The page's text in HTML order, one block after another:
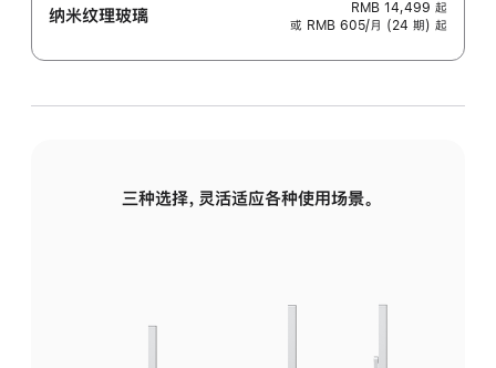
纳米纹理玻璃 RMB 14,499 起
或 RMB 605/月 (24 期) 起
三种选择，灵活适应各种使用场景。